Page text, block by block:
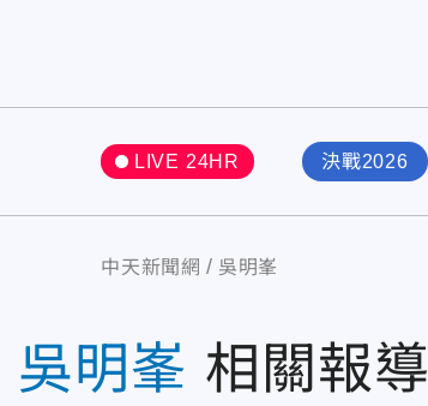
LIVE 24HR 決戰2026
中天新聞網 吳明峯
吳明峯 相關報導